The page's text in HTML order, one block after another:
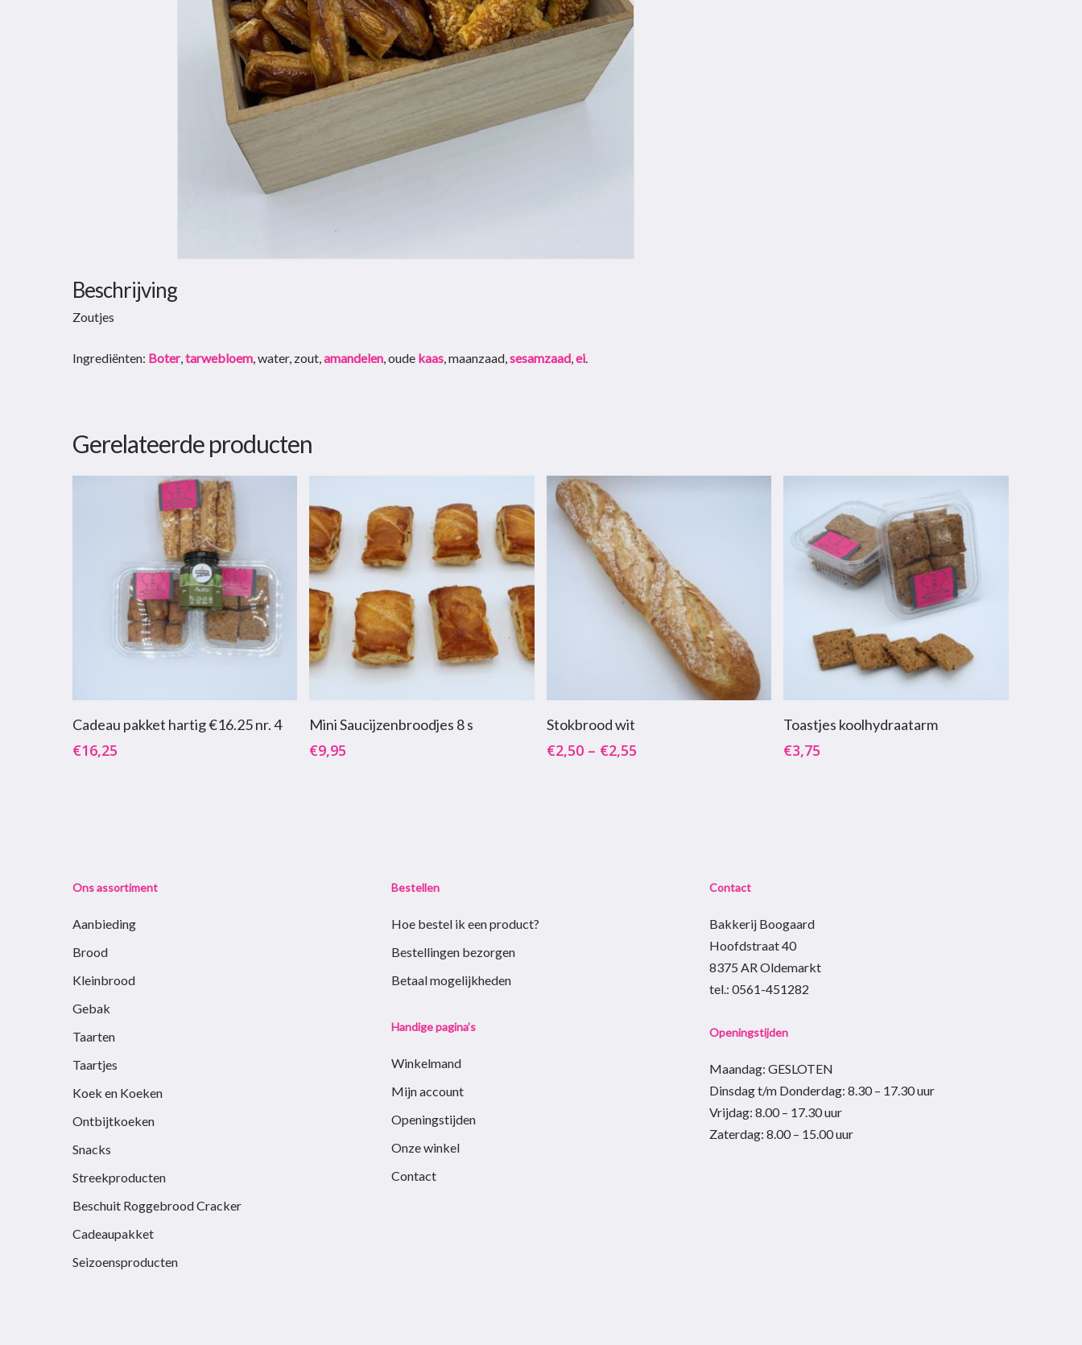
Beschrijving
Zoutjes
Ingrediënten: Boter, tarwebloem , water, zout, amandelen , oude kaas , maanzaad, sesamzaad ei
Gerelateerde producten
Cadeau pakket hartig €16.25 nr. 4
€16,25
Mini Saucijzenbroodjes 8 s
€9,95
product
heeft
Stokbrood wit
€2,50– €2,55
Toastjes koolhydraatarm
€3,75
Ons assortiment
Aanbieding
Brood
Kleinbrood
Gebak
Taarten
Taartjes
Koek en Koeken
Ontbijtkoeken
Snacks
Streekproducten
Beschuit Roggebrood Cracker
Cadeaupakket
Seizoensproducten
Bestellen
Hoe bestel ik een product?
Bestellingen bezorgen
Betaal mogelijkheden
Handige pagina’s
Winkelmand
Mijn account
Openingstijden
Onze winkel
Contact
Contact
Bakkerij Boogaard
Hoofdstraat 40
8375 AR Oldemarkt
tel.: 0561-451282
Openingstijden
Maandag: GESLOTEN
Dinsdag t/m Donderdag:8.30 – 17.30uur
Vrijdag:8.00 – 17.30uur
Zaterdag:8.00 – 15.00uur